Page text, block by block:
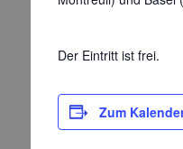
Der Eintritt ist frei.
Zum